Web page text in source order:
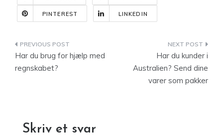
PINTEREST LINKEDIN
Indlægsnavigation
Har du brug for hjælp med
regnskabet?
Har du kunder i
Australien? Send dine
varer som pakker
Skriv et svar